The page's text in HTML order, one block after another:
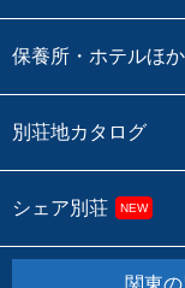
保養所・ホテルほ
別荘地カタログ
シェア別荘 NEW
関東